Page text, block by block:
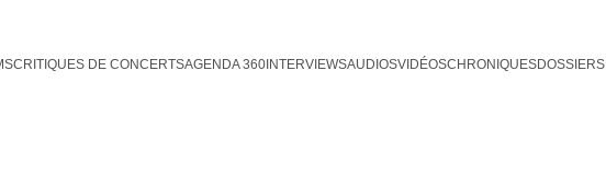
CRITIQUES DE CONCERTSAGENDA 360INTERVIEWSAUDIOSVIDÉOSCHRONIQUESDOSSIERS